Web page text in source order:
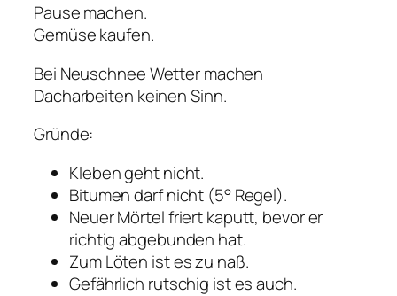
Pause machen.
Gemüse kaufen.
Bei Neuschnee Wetter machen
Dacharbeiten keinen Sinn.
Gründe:
Kleben geht nicht.
Bitumen darf nicht (5° Regel).
Neuer Mörtel friert kaputt, bevor er
richtig abgebunden hat.
Zum Löten ist es zu naß.
Gefährlich rutschig ist es auch.